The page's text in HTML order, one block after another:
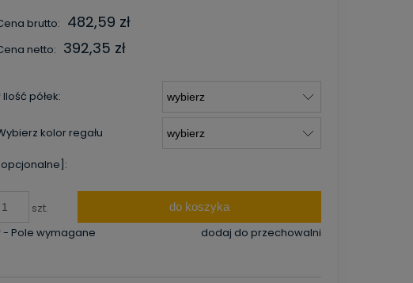
Cena nie zawiera ewentualnych
kosztów płatności
brutto: 482,59 zł
netto: 392,35 zł
Ilość półek:
kolor regału
szt. do koszyka
dodaj do przechowalni
- Pole wymagane